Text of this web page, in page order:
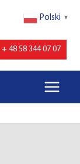
+ 48 58 344 07 07
Polski ▼